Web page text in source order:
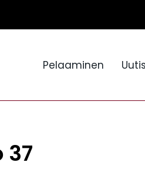
Pelaaminen